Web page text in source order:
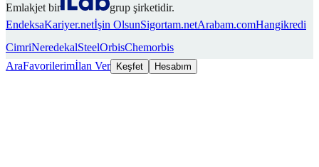
Emlakjet bir
grup şirketidir.
EndeksaKariyer.netİşin OlsunSigortam.netArabam.comHangikredi
CimriNeredekalSteelOrbisChemorbis
AraFavorilerimİlan Ver Keşfet Hesabım